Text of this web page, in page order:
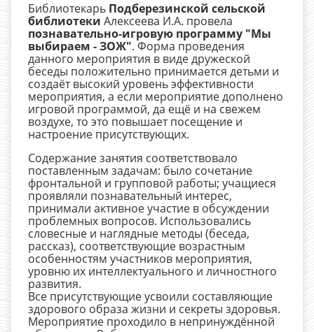
Библиотекарь Подберезинской сельской
библиотеки Алексеева И.А. провела
познавательно-игровую программу "Мы
выбираем - ЗОЖ". Форма проведения
данного мероприятия в виде дружеской
беседы положительно принимается детьми и
создаёт высокий уровень эффективности
мероприятия, а если мероприятие дополнено
игровой программой, да ещё и на свежем
воздухе, то это повышает посещение и
настроение присутствующих.
Содержание занятия соответствовало
поставленным задачам: было сочетание
фронтальной и групповой работы; учащиеся
проявляли познавательный интерес,
принимали активное участие в обсуждении
проблемных вопросов. Использовались
словесные и наглядные методы (беседа,
рассказ), соответствующие возрастным
особенностям участников мероприятия,
уровню их интеллектуального и личностного
развития.
Все присутствующие усвоили составляющие
здорового образа жизни и секреты здоровья.
Мероприятие проходило в непринуждённой